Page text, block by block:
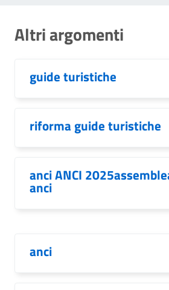
Altri argomenti
guide turistiche
riforma guide turistiche
anci ANCI
anci
anci